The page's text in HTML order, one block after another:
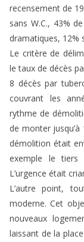
recensement de
sans W.C., 43%
dramatiques, 12%
Le critère de
le taux de décès
8 décès par
couvrant les
rythme de
de monter
démolition était
exemple le tiers
L’urgence était
L’autre point,
moderne. Cet
nouveaux
laissant de la